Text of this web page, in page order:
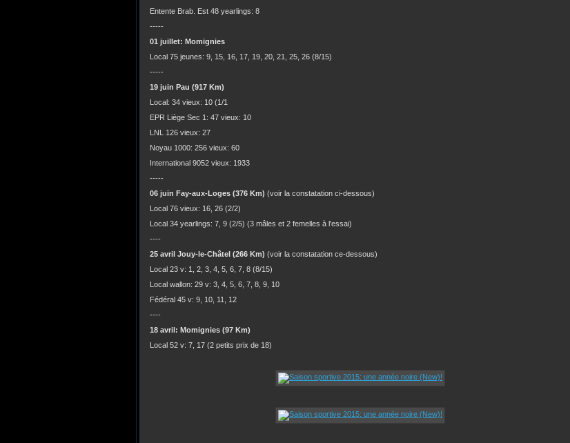
Entente Brab. Est 48 yearlings: 8
-----
01 juillet: Momignies
Local 75 jeunes: 9, 15, 16, 17, 19, 20, 21, 25, 26 (8/15)
-----
19 juin Pau (917 Km)
Local: 34 vieux: 10 (1/1
EPR Liège Sec 1: 47 vieux: 10
LNL 126 vieux: 27
Noyau 1000: 256 vieux: 60
International 9052 vieux: 1933
-----
06 juin Fay-aux-Loges (376 Km) (voir la constatation ci-dessous)
Local 76 vieux: 16, 26 (2/2)
Local 34 yearlings: 7, 9 (2/5) (3 mâles et 2 femelles à l'essai)
----
25 avril Jouy-le-Châtel (266 Km) (voir la constatation ce-dessous)
Local 23 v: 1, 2, 3, 4, 5, 6, 7, 8 (8/15)
Local wallon: 29 v: 3, 4, 5, 6, 7, 8, 9, 10
Fédéral 45 v: 9, 10, 11, 12
----
18 avril: Momignies (97 Km)
Local 52 v: 7, 17 (2 petits prix de 18)